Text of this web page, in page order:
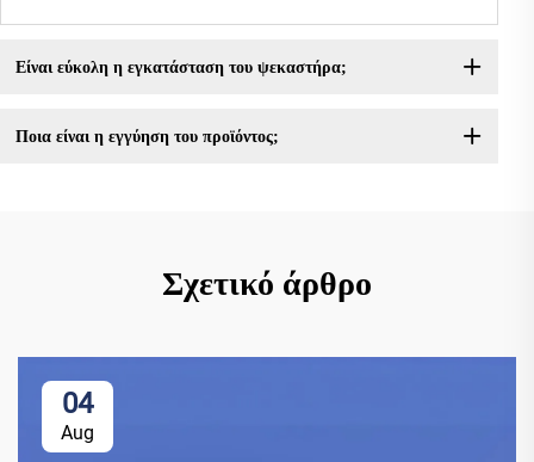
Είναι εύκολη η εγκατάσταση του ψεκαστήρα;
Ποια είναι η εγγύηση του προϊόντος;
Σχετικό άρθρο
04
Aug